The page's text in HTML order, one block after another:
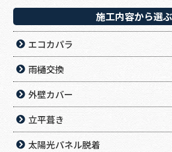
施工内容から選ぶ
エコカパラ
雨樋交換
外壁カバー
立平葺き
太陽光パネル脱着